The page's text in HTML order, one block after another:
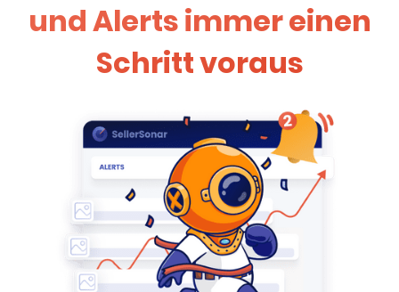
und Alerts immer einen
Schritt voraus